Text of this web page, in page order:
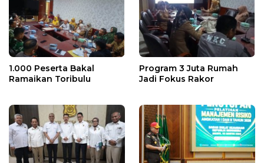
1.000 Peserta Bakal
Ramaikan Toribulu
Program 3 Juta Rumah
Jadi Fokus Rakor